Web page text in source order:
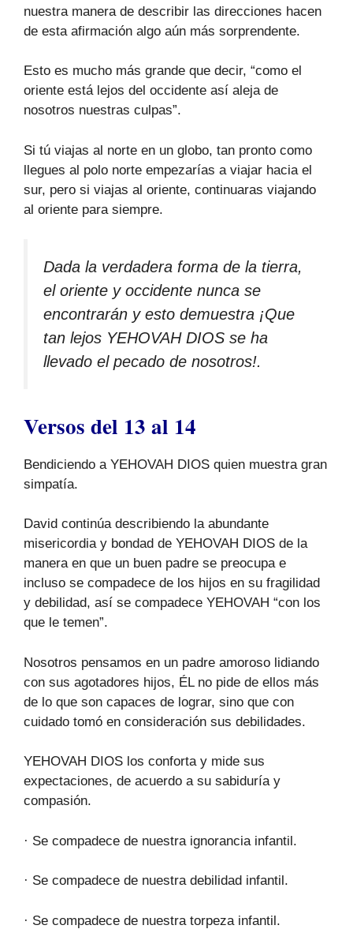
nuestra manera de describir las direcciones hacen
de esta afirmación algo aún más sorprendente.
Esto es mucho más grande que decir, “como el
oriente está lejos del occidente así aleja de
nosotros nuestras culpas”.
Si tú viajas al norte en un globo, tan pronto como
llegues al polo norte empezarías a viajar hacia el
sur, pero si viajas al oriente, continuaras viajando
al oriente para siempre.
Dada la verdadera forma de la tierra,
el oriente y occidente nunca se
encontrarán y esto demuestra ¡Que
tan lejos YEHOVAH DIOS se ha
llevado el pecado de nosotros!.
Versos del 13 al 14
Bendiciendo a YEHOVAH DIOS quien muestra gran
simpatía.
David continúa describiendo la abundante
misericordia y bondad de YEHOVAH DIOS de la
manera en que un buen padre se preocupa e
incluso se compadece de los hijos en su fragilidad
y debilidad, así se compadece YEHOVAH “con los
que le temen”.
Nosotros pensamos en un padre amoroso lidiando
con sus agotadores hijos, ÉL no pide de ellos más
de lo que son capaces de lograr, sino que con
cuidado tomó en consideración sus debilidades.
YEHOVAH DIOS los conforta y mide sus
expectaciones, de acuerdo a su sabiduría y
compasión.
· Se compadece de nuestra ignorancia infantil.
· Se compadece de nuestra debilidad infantil.
· Se compadece de nuestra torpeza infantil.